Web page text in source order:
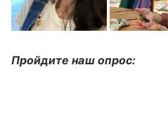
Пройдите наш опрос: